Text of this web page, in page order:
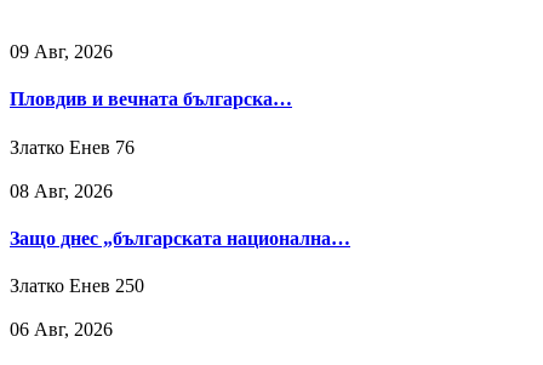
09 Авг, 2026
Пловдив и вечната българска…
Златко Енев 76
08 Авг, 2026
Защо днес „българската национална…
Златко Енев 250
06 Авг, 2026